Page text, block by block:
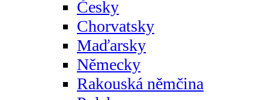
Česky
Chorvatsky
Maďarsky
Německy
Rakouská němčina